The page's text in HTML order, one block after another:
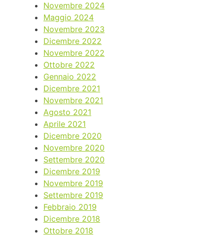
Novembre 2024
Maggio 2024
Novembre 2023
Dicembre 2022
Novembre 2022
Ottobre 2022
Gennaio 2022
Dicembre 2021
Novembre 2021
Agosto 2021
Aprile 2021
Dicembre 2020
Novembre 2020
Settembre 2020
Dicembre 2019
Novembre 2019
Settembre 2019
Febbraio 2019
Dicembre 2018
Ottobre 2018